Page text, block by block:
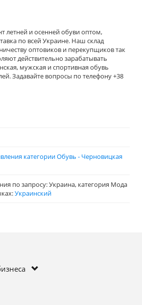
летней и осенней обуви оптом,
по всей Украине. Наш склад
оптовиков и перекупщиков так
действительно зарабатывать
мужская и спортивная обувь
Задавайте вопросы по телефону +38
категории Обувь - Черновицкая
по запросу: Украина, категория Мода
Украинский